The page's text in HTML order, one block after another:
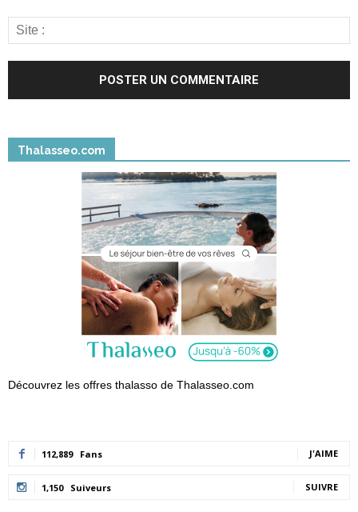
Thalasseo.com
Découvrez les offres thalasso de Thalasseo.com
112,889 Fans J'AIME
1,150 Suiveurs SUIVRE